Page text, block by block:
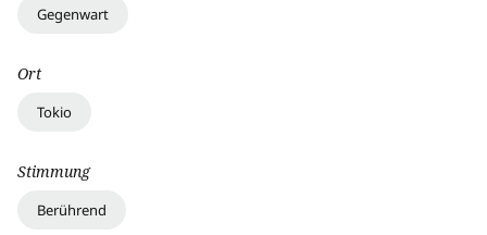
Gegenwart
Ort
Tokio
Stimmung
Berührend